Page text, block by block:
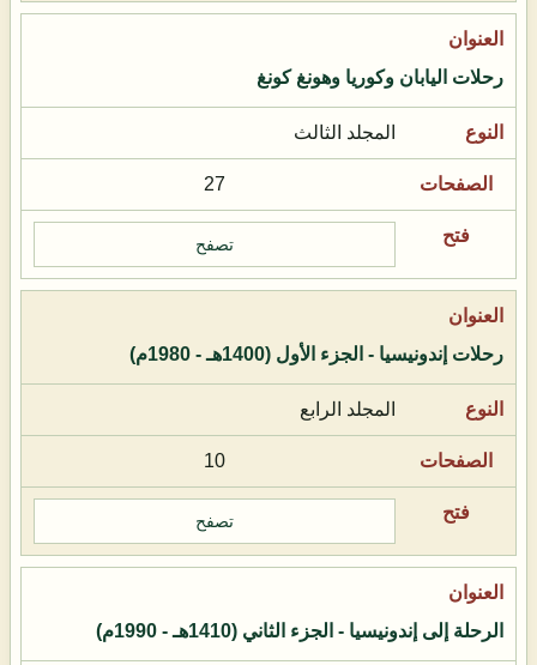
رحلات اليابان وكوريا وهونغ كونغ
المجلد الثالث
27
تصفح
رحلات إندونيسيا - الجزء الأول (1400هـ - 1980م)
المجلد الرابع
10
تصفح
الرحلة إلى إندونيسيا - الجزء الثاني (1410هـ - 1990م)